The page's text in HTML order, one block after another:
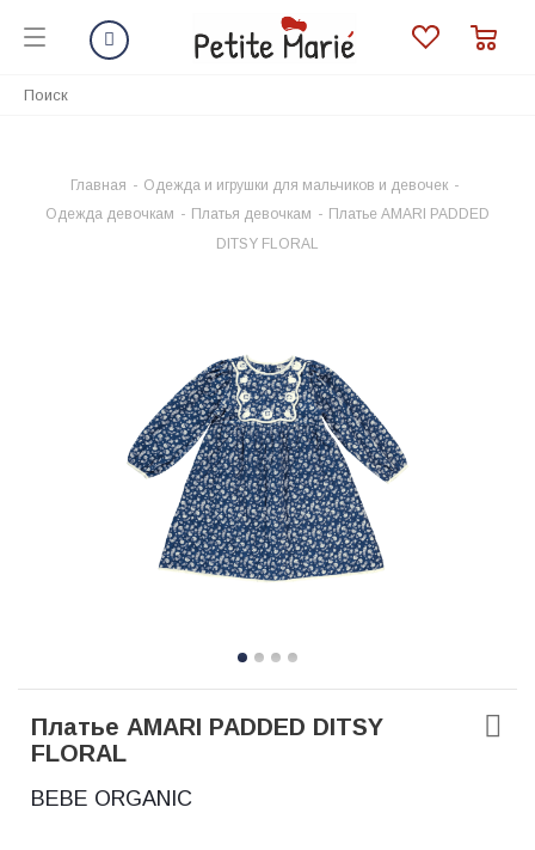
Главная - Одежда и игрушки для мальчиков и девочек -
Одежда девочкам - Платья девочкам - Платье AMARI PADDED
DITSY FLORAL
Платье AMARI PADDED DITSY
FLORAL
BEBE ORGANIC